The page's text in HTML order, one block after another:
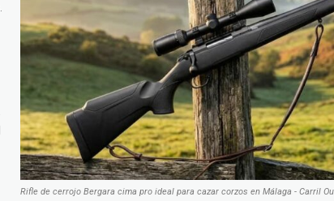
Rifle de cerrojo Bergara cima pro ideal para cazar corzos en Málaga - Carril